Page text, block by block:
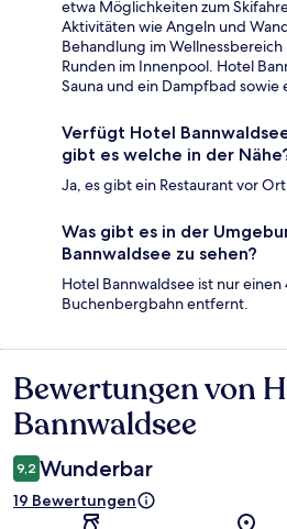
etwa Möglichkeiten zum
Aktivitäten wie Angeln und
Behandlung im
Runden im Innenpool. Hotel
Sauna und ein Dampfbad sowie
Verfügt Hotel
gibt es welche in der
Ja, es gibt ein Restaurant vor
Was gibt es in der
Bannwaldsee zu sehen?
Hotel Bannwaldsee ist nur
Buchenbergbahn entfernt.
Bewertungen
Bewertungen von
Bannwaldsee
9,2 Wunderbar
19 Bewertungen